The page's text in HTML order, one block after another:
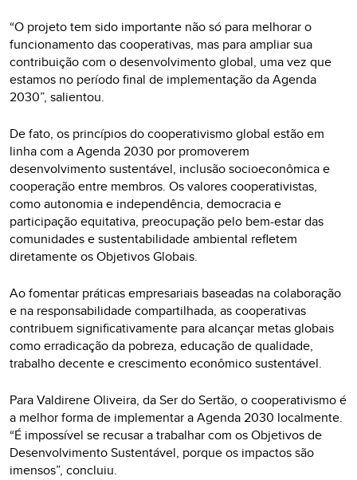
“O projeto tem sido importante não só para melhorar o
funcionamento das cooperativas, mas para ampliar sua
contribuição com o desenvolvimento global, uma vez que
estamos no período final de implementação da Agenda
2030”, salientou.
De fato, os princípios do cooperativismo global estão em
linha com a Agenda 2030 por promoverem
desenvolvimento sustentável, inclusão socioeconômica e
cooperação entre membros. Os valores cooperativistas,
como autonomia e independência, democracia e
participação equitativa, preocupação pelo bem-estar das
comunidades e sustentabilidade ambiental refletem
diretamente os Objetivos Globais.
Ao fomentar práticas empresariais baseadas na colaboração
e na responsabilidade compartilhada, as cooperativas
contribuem significativamente para alcançar metas globais
como erradicação da pobreza, educação de qualidade,
trabalho decente e crescimento econômico sustentável.
Para Valdirene Oliveira, da Ser do Sertão, o cooperativismo é
a melhor forma de implementar a Agenda 2030 localmente.
“É impossível se recusar a trabalhar com os Objetivos de
Desenvolvimento Sustentável, porque os impactos são
imensos”, concluiu.